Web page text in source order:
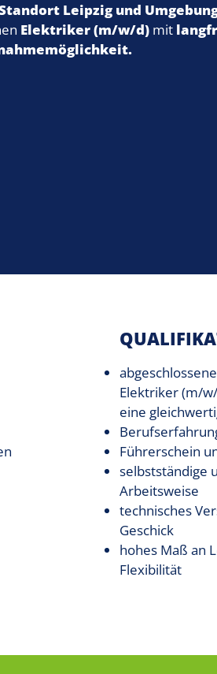
Leipzig und
Elektriker (m/w/d) mit
Elektriker (m/
eine
Führerschein
selbstständige
Arbeitsweise
technisches
Geschick
hohes Maß an
Flexibilität